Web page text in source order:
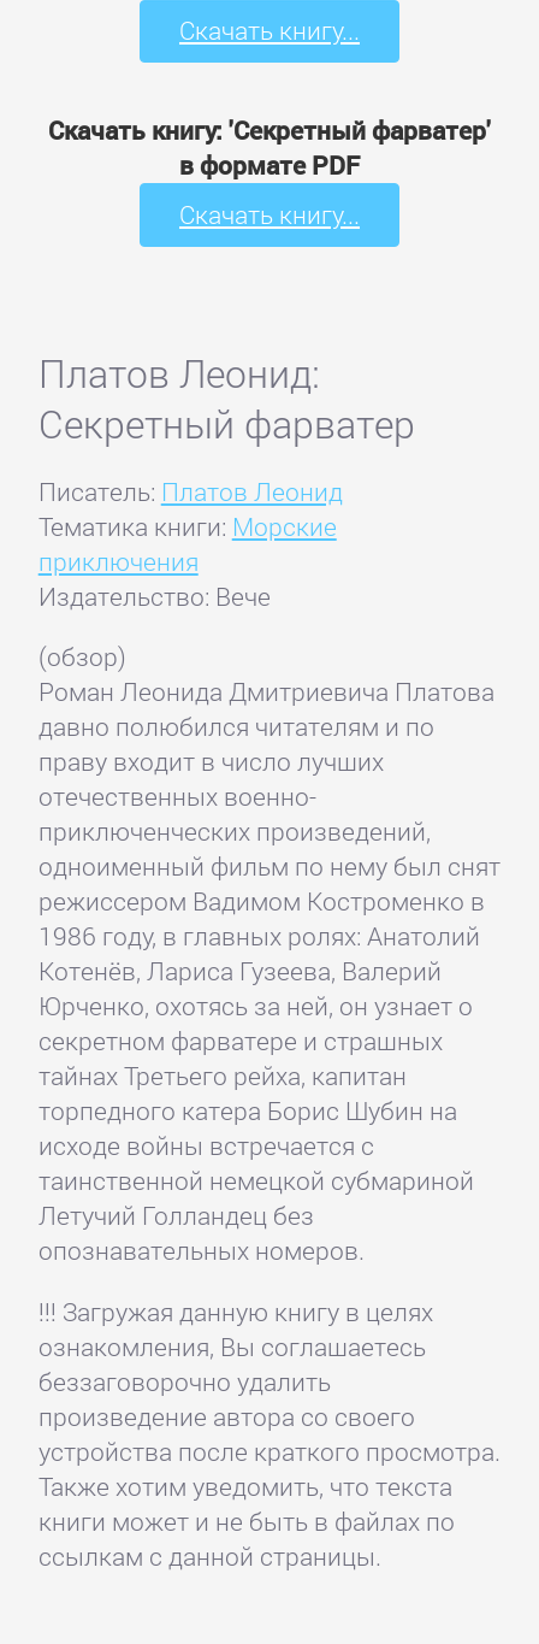
Скачать книгу...
Скачать книгу: 'Секретный фарватер'
в формате PDF
Скачать книгу...
Платов Леонид:
Секретный фарватер
Писатель: Платов Леонид
Тематика книги: Морские
приключения
Издательство: Вече
(обзор)
Роман Леонида Дмитриевича Платова
давно полюбился читателям и по
праву входит в число лучших
отечественных военно-
приключенческих произведений,
одноименный фильм по нему был снят
режиссером Вадимом Костроменко в
1986 году, в главных ролях: Анатолий
Котенёв, Лариса Гузеева, Валерий
Юрченко, охотясь за ней, он узнает о
секретном фарватере и страшных
тайнах Третьего рейха, капитан
торпедного катера Борис Шубин на
исходе войны встречается с
таинственной немецкой субмариной
Летучий Голландец без
опознавательных номеров.
!!! Загружая данную книгу в целях
ознакомления, Вы соглашаетесь
беззаговорочно удалить
произведение автора со своего
устройства после краткого просмотра.
Также хотим уведомить, что текста
книги может и не быть в файлах по
ссылкам с данной страницы.